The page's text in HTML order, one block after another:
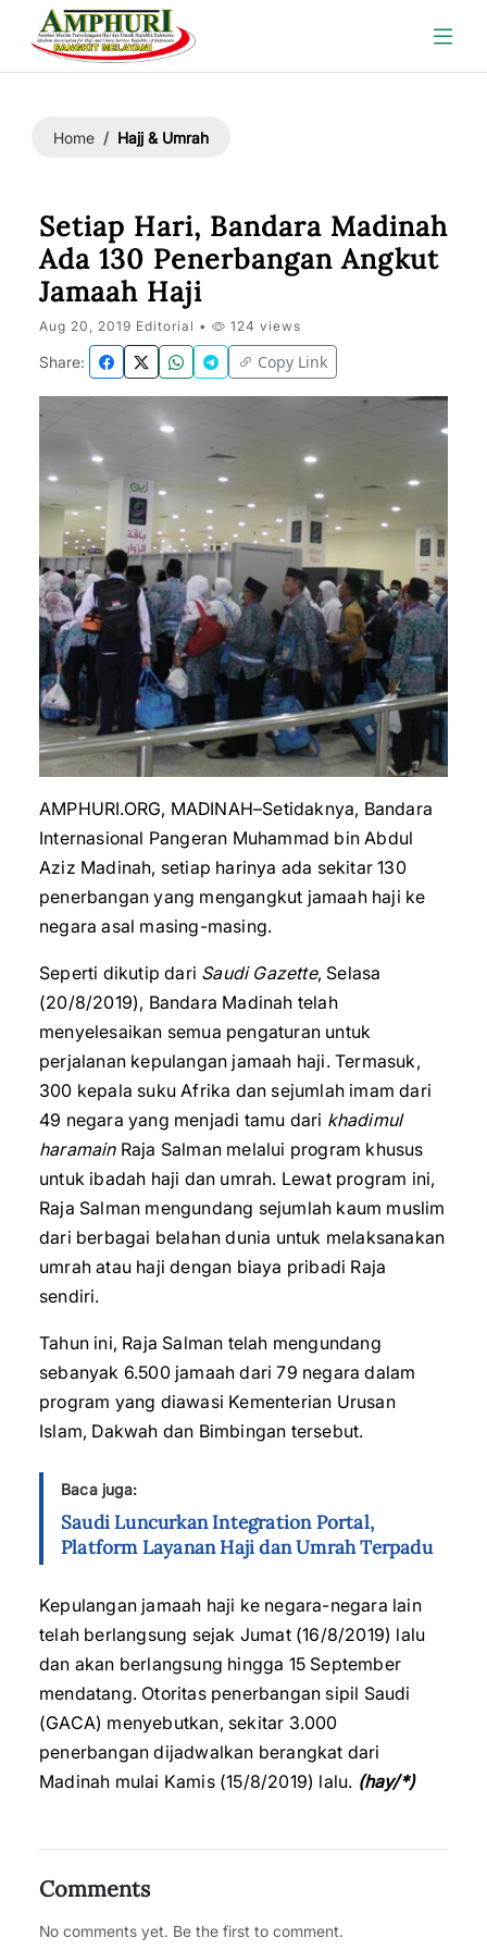
Home Hajj & Umrah
Setiap Hari, Bandara Madinah
Ada 130 Penerbangan Angkut
Jamaah Haji
Aug 20, 2019 Editorial • 124 views
Share: Copy Link
AMPHURI.ORG, MADINAH–Setidaknya, Bandara
Internasional Pangeran Muhammad bin Abdul
Aziz Madinah, setiap harinya ada sekitar 130
penerbangan yang mengangkut jamaah haji ke
negara asal masing-masing.
Seperti dikutip dari Saudi Gazette, Selasa
(20/8/2019), Bandara Madinah telah
menyelesaikan semua pengaturan untuk
perjalanan kepulangan jamaah haji. Termasuk,
300 kepala suku Afrika dan sejumlah imam dari
49 negara yang menjadi tamu dari khadimul
haramainRaja Salman melalui program khusus
untuk ibadah haji dan umrah. Lewat program ini,
Raja Salman mengundang sejumlah kaum muslim
dari berbagai belahan dunia untuk melaksanakan
umrah atau haji dengan biaya pribadi Raja
sendiri.
Tahun ini, Raja Salman telah mengundang
sebanyak 6.500 jamaah dari 79 negara dalam
program yang diawasi Kementerian Urusan
Islam, Dakwah dan Bimbingan tersebut.
Baca juga:
Saudi Luncurkan Integration Portal,
Platform Layanan Haji dan Umrah Terpadu
Kepulangan jamaah haji ke negara-negara lain
telah berlangsung sejak Jumat (16/8/2019) lalu
dan akan berlangsung hingga 15 September
mendatang. Otoritas penerbangan sipil Saudi
(GACA) menyebutkan, sekitar 3.000
penerbangan dijadwalkan berangkat dari
Madinah mulai Kamis (15/8/2019) lalu. (hay/*)
Comments
No comments yet. Be the first to comment.